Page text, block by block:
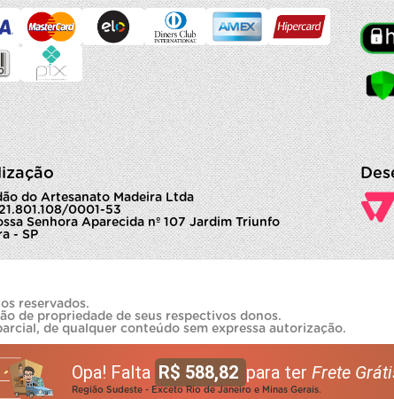
Opa! Falta R$ 588,82 para ter Frete
Região Sudeste - Exceto Rio de Janeiro e Minas Gerais.
do Artesanato Madeira Ltda
0001-53
Senhora Aparecida nº 107 Jardim Triunfo
- SP
reservados.
de propriedade de seus respectivos donos.
de qualquer conteúdo sem expressa autorização.